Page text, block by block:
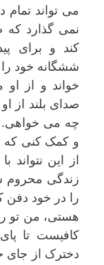
می تواند تمام
نمی گذارد که
کند و برای
ششگانه خود را
خواند و از او
صدای بلند از
چه می خواهی.
و کمک کنی که
از این نتواند
زندگی محروم
را در خود دفن
هستی، من تو را
کافیست تا پای
دخترک از جای